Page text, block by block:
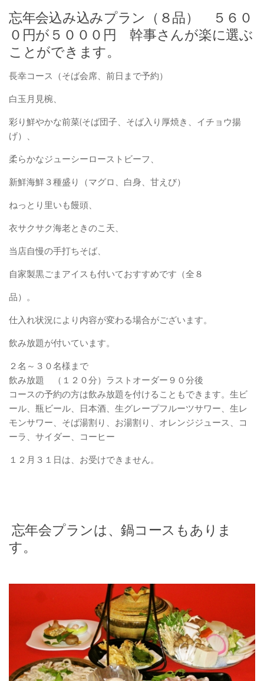
忘年会込み込みプラン（８品） ５６０
０円が５０００円 幹事さんが楽に選ぶ
ことができます。
長幸コース（そば会席、前日まで予約）
白玉月見椀、
彩り鮮やかな前菜(そば団子、そば入り厚焼き、イチョウ揚
げ）、
柔らかなジューシーローストビーフ、
新鮮海鮮３種盛り（マグロ、白身、甘えび）
ねっとり里いも饅頭、
衣サクサク海老ときのこ天、
当店自慢の手打ちそば、
自家製黒ごまアイスも付いておすすめです（全８
品）。
仕入れ状況により内容が変わる場合がございます。
飲み放題が付いています。
２名～３０名様まで
飲み放題 （１２０分）ラストオーダー９０分後
コースの予約の方は飲み放題を付けることもできます。生ビ
ール、瓶ビール、日本酒、生グレープフルーツサワー、生レ
モンサワー、そば湯割り、お湯割り、オレンジジュース、コ
ーラ、サイダー、コーヒー
１２月３１日は、お受けできません。
忘年会プランは、鍋コースもありま
す。